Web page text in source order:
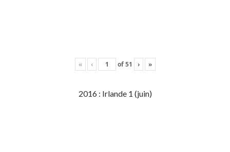
« ‹ of51 › »
2016 : Irlande 1 (juin)